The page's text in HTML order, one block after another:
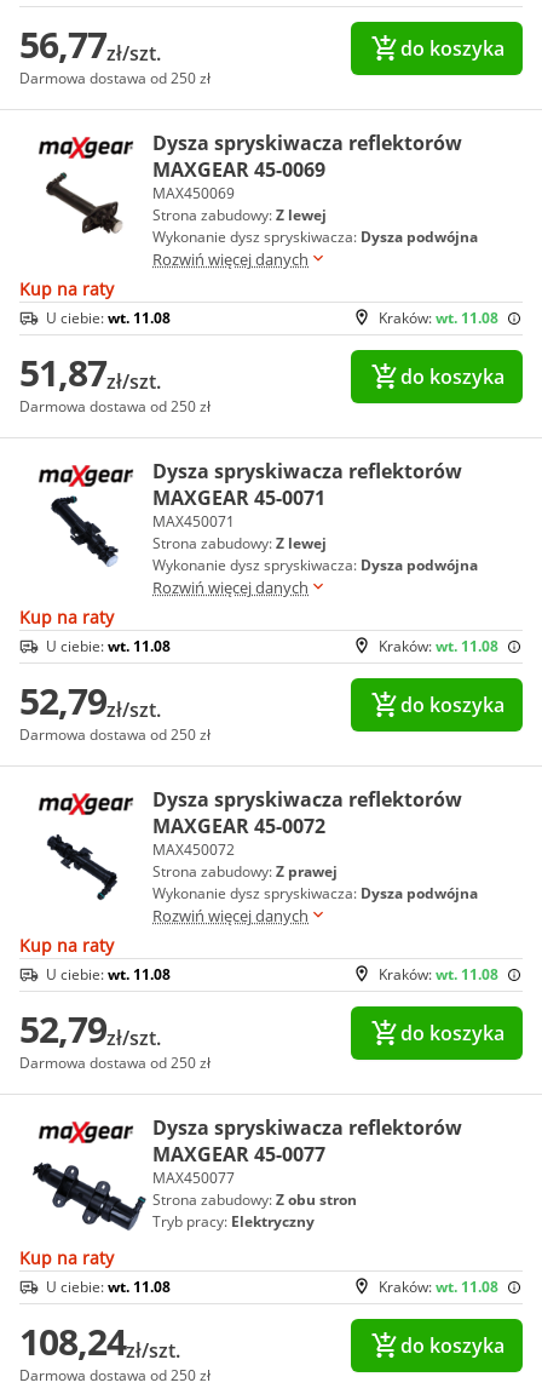
56,77zł/szt.
Darmowa dostawa od 250 zł
do koszyka
Dysza spryskiwacza reflektorów
MAXGEAR 45-0069
MAX450069
Strona zabudowy:Z lewej
Wykonanie dysz spryskiwacza: Dysza podwójna
Rozwiń więcej danych
Kup na raty
Kraków:wt. 11.08
U ciebie:wt. 11.08
51,87zł/szt.
Darmowa dostawa od 250 zł
do koszyka
Dysza spryskiwacza reflektorów
MAXGEAR 45-0071
MAX450071
Strona zabudowy:Z lewej
Wykonanie dysz spryskiwacza: Dysza podwójna
Rozwiń więcej danych
Kup na raty
Kraków:wt. 11.08
U ciebie:wt. 11.08
52,79zł/szt.
Darmowa dostawa od 250 zł
do koszyka
Dysza spryskiwacza reflektorów
MAXGEAR 45-0072
MAX450072
Strona zabudowy:Z prawej
Wykonanie dysz spryskiwacza: Dysza podwójna
Rozwiń więcej danych
Kup na raty
Kraków:wt. 11.08
U ciebie:wt. 11.08
52,79zł/szt.
Darmowa dostawa od 250 zł
do koszyka
Dysza spryskiwacza reflektorów
MAXGEAR 45-0077
MAX450077
Strona zabudowy:Z obu stron
Tryb pracy: Elektryczny
Kup na raty
Kraków:wt. 11.08
U ciebie:wt. 11.08
108,24zł/szt.
Darmowa dostawa od 250 zł
do koszyka